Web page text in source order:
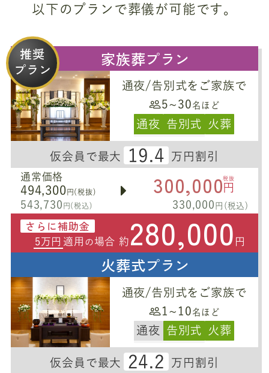
以下のプランで葬儀が可能です。
推奨
プラン
家族葬プラン
通夜/告別式をご家族で
5~30 名ほど
通夜 告別式 火葬
仮会員で最大 19.4 万円割引
通常価格
494,300 円(税抜)
543,730 円(税込)
300,000税抜
円
330,000 円(税込)
さらに補助金
5万円 適用 の 場合 約 280,000 円
火葬式プラン
通夜/告別式をご家族で
1~10 名ほど
通夜 告別式 火葬
仮会員で最大 24.2 万円割引